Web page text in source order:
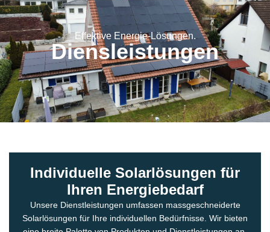
Effektive Energie-Lösungen.
Diensleistungen
Individuelle Solarlösungen für
Ihren Energiebedarf
Unsere Dienstleistungen umfassen massgeschneiderte
Solarlösungen für Ihre individuellen Bedürfnisse. Wir bieten